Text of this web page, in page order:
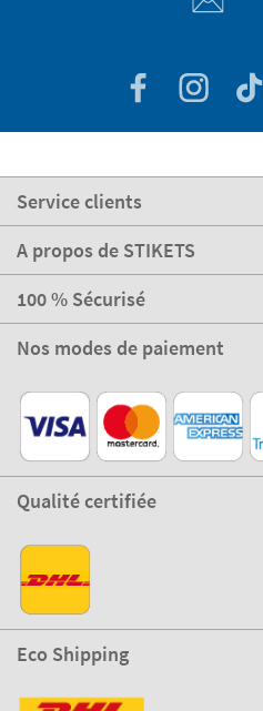
Service clients
A propos de STIKETS
100 % Sécurisé
Nos modes de paiement
Qualité certifiée
Eco Shipping